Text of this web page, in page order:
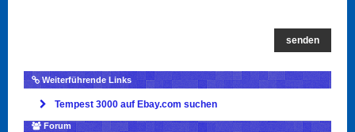
senden
Weiterführende Links
Tempest 3000 auf Ebay.com suchen
Forum